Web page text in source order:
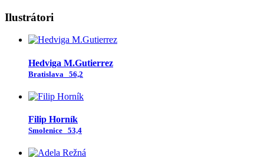
Ilustrátori
Hedviga M.Gutierrez
Bratislava 56,2
Filip Horník
Smolenice 53,4